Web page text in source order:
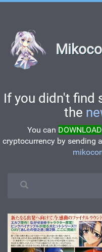
If you didn't find
the
You can DOWNLOAD
cryptocurrency by sending